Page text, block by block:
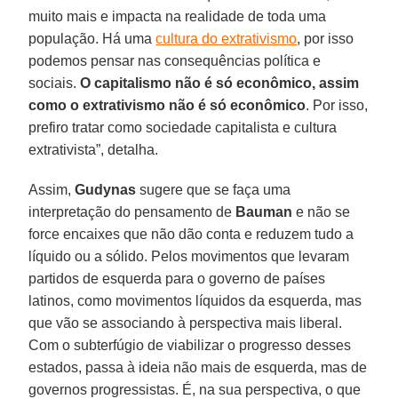
muito mais e impacta na realidade de toda uma
população. Há uma cultura do extrativismo, por isso
podemos pensar nas consequências política e
sociais.O capitalismo não é só econômico, assim
como o extrativismo não é só econômico. Por isso,
prefiro tratar como sociedade capitalista e cultura
extrativista”, detalha.
Assim,Gudynas sugere que se faça uma
interpretação do pensamento de Bauman e não se
force encaixes que não dão conta e reduzem tudo a
líquido ou a sólido. Pelos movimentos que levaram
partidos de esquerda para o governo de países
latinos, como movimentos líquidos da esquerda, mas
que vão se associando à perspectiva mais liberal.
Com o subterfúgio de viabilizar o progresso desses
estados, passa à ideia não mais de esquerda, mas de
governos progressistas. É, na sua perspectiva, o que